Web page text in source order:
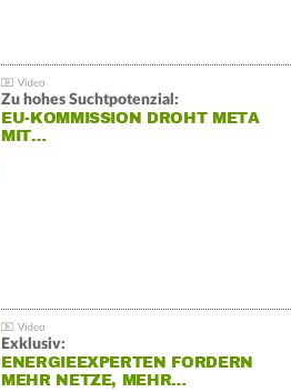
Zu hohes Suchtpotenzial:
EU-KOMMISSION DROHT META
MIT…
Exklusiv:
ENERGIEEXPERTEN FORDERN
MEHR NETZE, MEHR…